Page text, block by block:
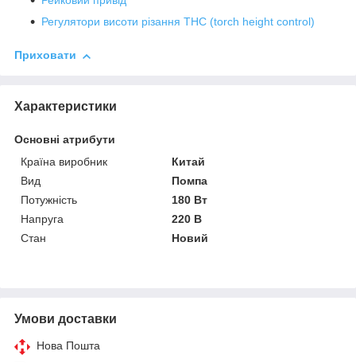
Регулятори висоти різання THC (torch height control)
Приховати
Характеристики
Основні атрибути
Країна виробник
Китай
Вид
Помпа
Потужність
180 Вт
Напруга
220 В
Стан
Новий
Умови доставки
Нова Пошта